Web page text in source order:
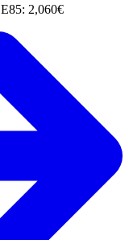
E85: 2,060€